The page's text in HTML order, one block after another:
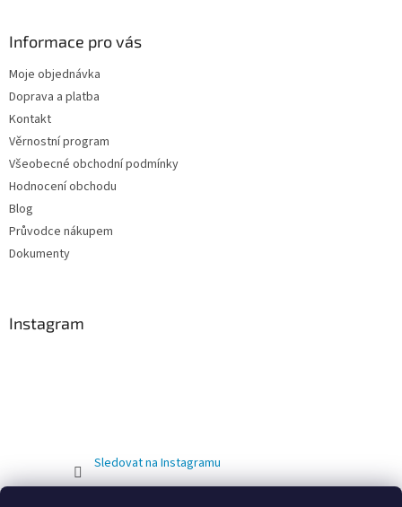
Informace pro vás
Moje objednávka
Doprava a platba
Kontakt
Věrnostní program
Všeobecné obchodní podmínky
Hodnocení obchodu
Blog
Průvodce nákupem
Dokumenty
Instagram
Sledovat na Instagramu